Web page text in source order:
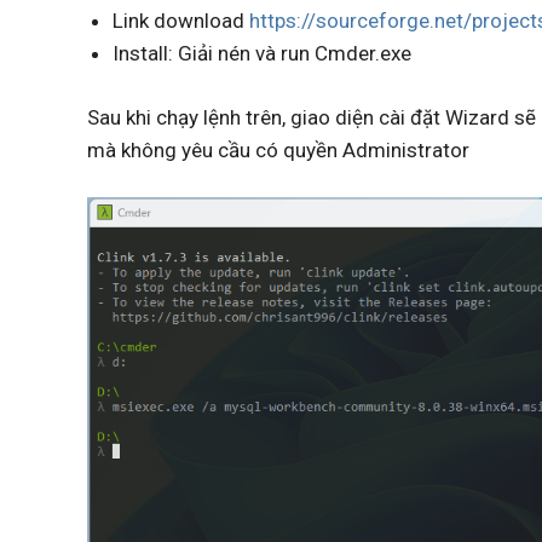
Link download https://sourceforge.net/
Install: Giải nén và run Cmder.exe
Sau khi chạy lệnh trên, giao diện cài đặt Wizard
mà không yêu cầu có quyền Administrator